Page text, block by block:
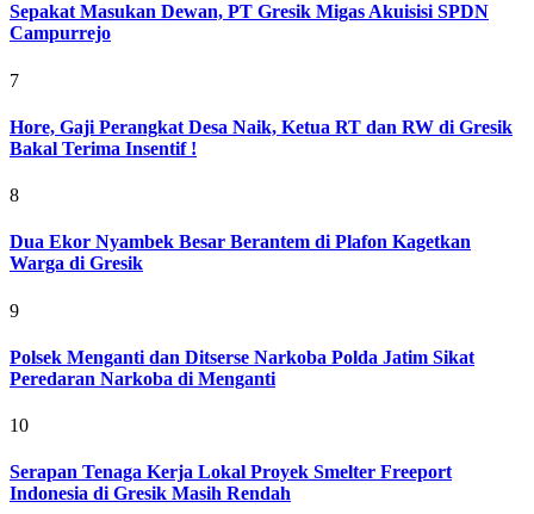
Sepakat Masukan Dewan, PT Gresik Migas Akuisisi SPDN
Campurrejo
7
Hore, Gaji Perangkat Desa Naik, Ketua RT dan RW di Gresik
Bakal Terima Insentif !
8
Dua Ekor Nyambek Besar Berantem di Plafon Kagetkan
Warga di Gresik
9
Polsek Menganti dan Ditserse Narkoba Polda Jatim Sikat
Peredaran Narkoba di Menganti
10
Serapan Tenaga Kerja Lokal Proyek Smelter Freeport
Indonesia di Gresik Masih Rendah